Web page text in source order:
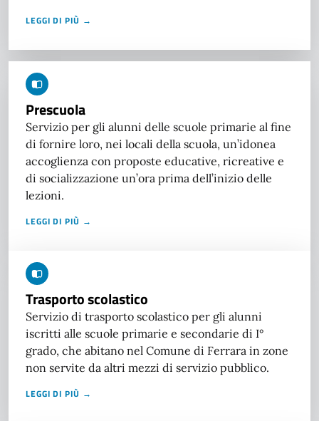
LEGGI DI PIÙ →
Prescuola
Servizio per gli alunni delle scuole primarie al fine
di fornire loro, nei locali della scuola, un’idonea
accoglienza con proposte educative, ricreative e
di socializzazione un’ora prima dell’inizio delle
lezioni.
LEGGI DI PIÙ →
Trasporto scolastico
Servizio di trasporto scolastico per gli alunni
iscritti alle scuole primarie e secondarie di I°
grado, che abitano nel Comune di Ferrara in zone
non servite da altri mezzi di servizio pubblico.
LEGGI DI PIÙ →